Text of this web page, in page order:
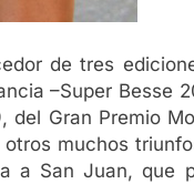
de tres
–Super Besse
del Gran Premio
muchos
a San Juan, que